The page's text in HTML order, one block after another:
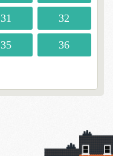
31 32
35 36